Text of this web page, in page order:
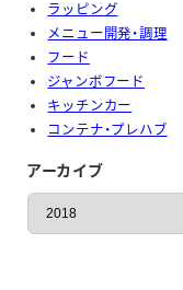
ラッピング
メニュー開発・調理
フード
ジャンボフード
キッチンカー
コンテナ・プレハブ
アーカイブ
ー